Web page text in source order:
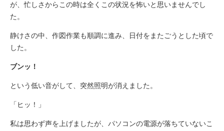
が、忙しさからこの時は全くこの状況を怖いと思いませんでし
た。
静けさの中、作図作業も順調に進み、日付をまたごうとした頃で
した。
ブンッ！
という低い音がして、突然照明が消えました。
「ヒッ！」
私は思わず声を上げましたが、パソコンの電源が落ちていないこ